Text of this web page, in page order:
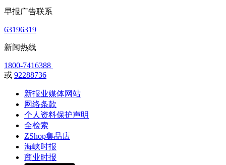
早报广告联系
63196319
新闻热线
1800-7416388
或 92288736
新报业媒体网站
网络条款
个人资料保护声明
全检索
ZShop集品店
海峡时报
商业时报